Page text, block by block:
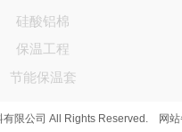
硅酸铝棉
保温工程
节能保温套
有限公司 All Rights Reserved. 网站